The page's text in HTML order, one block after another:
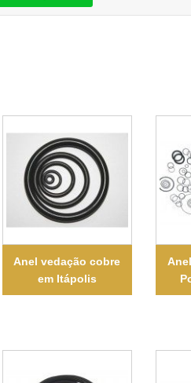
Anel vedação cobre
em Itápolis